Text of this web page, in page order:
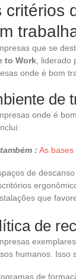
critérios
que se
to Work ,
onde é bom
de
onde é
: As
de
que
de
humanos. Isso
de